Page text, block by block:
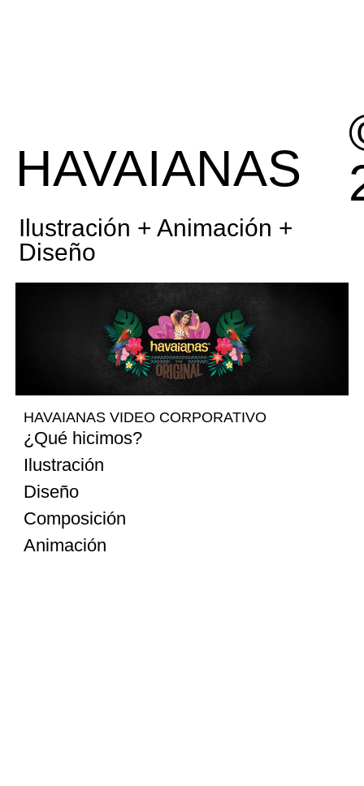
HAVAIANAS
Ilustración + Animación +
Diseño
HAVAIANAS VIDEO CORPORATIVO
¿Qué hicimos?
Ilustración
Diseño
Composición
Animación